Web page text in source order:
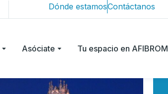
Dónde estamosContáctanos
Asóciate Tu espacio en AFIBROM